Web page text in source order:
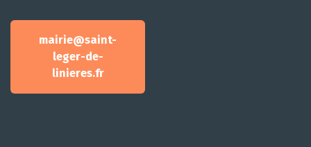
mairie@saint-
leger-de-
linieres.fr